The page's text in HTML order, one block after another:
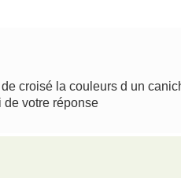
croisé la couleurs d un
de votre réponse